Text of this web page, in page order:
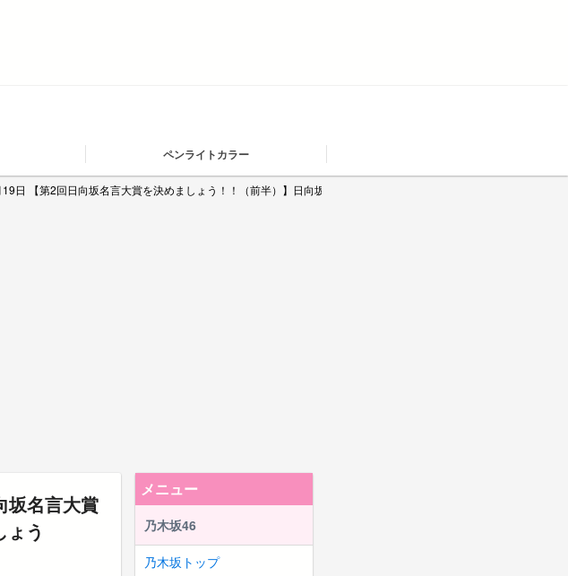
ペンライトカラー
日 【第2回日向坂名言大賞を決めましょう！！（前半）】日向坂で会いましょう
坂名言大賞
う
メニュー
乃木坂46
乃木坂トップ